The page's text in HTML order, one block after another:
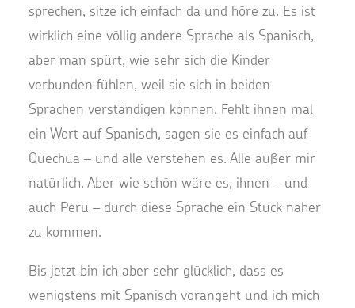
sprechen, sitze ich einfach da und höre zu. Es ist
wirklich eine völlig andere Sprache als Spanisch,
aber man spürt, wie sehr sich die Kinder
verbunden fühlen, weil sie sich in beiden
Sprachen verständigen können. Fehlt ihnen mal
ein Wort auf Spanisch, sagen sie es einfach auf
Quechua – und alle verstehen es. Alle außer mir
natürlich. Aber wie schön wäre es, ihnen – und
auch Peru – durch diese Sprache ein Stück näher
zu kommen.
Bis jetzt bin ich aber sehr glücklich, dass es
wenigstens mit Spanisch vorangeht und ich mich